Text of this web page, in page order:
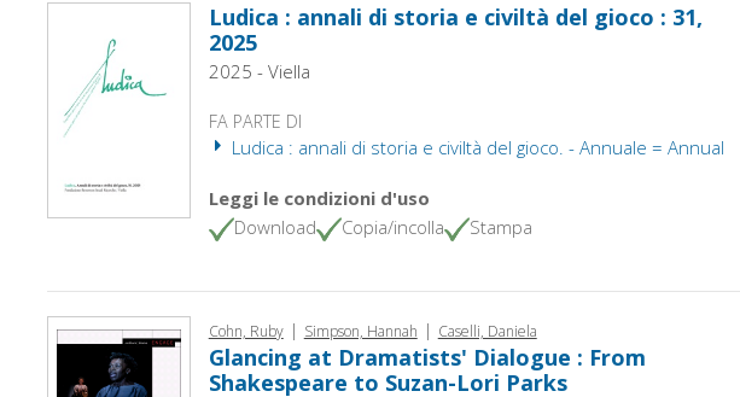
Ludica : annali di storia e civiltà del gioco : 31,
2025
2025 - Viella
FA PARTE DI
Ludica : annali di storia e civiltà del gioco. - Annuale = Annual
Leggi le condizioni d'uso
Download
Copia/incolla Stampa
Cohn, Ruby | Simpson, Hannah | Caselli, Daniela
Glancing at Dramatists' Dialogue : From
Shakespeare to Suzan-Lori Parks